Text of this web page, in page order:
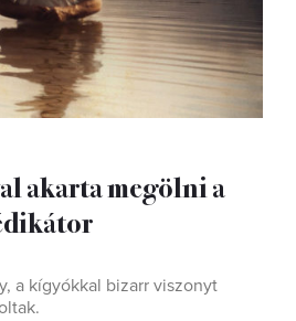
akarta megölni a
a kígyókkal bizarr viszonyt